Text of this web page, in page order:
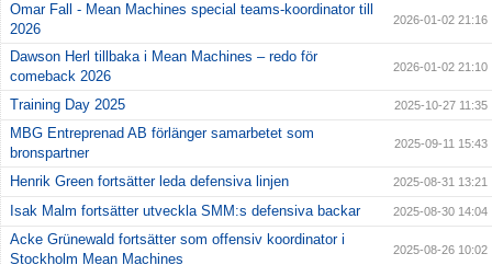
Omar Fall - Mean Machines special teams-koordinator till
2026
2026-01-02 21:16
Dawson Herl tillbaka i Mean Machines – redo för
comeback 2026
2026-01-02 21:10
Training Day 2025 2025-10-27 11:35
MBG Entreprenad AB förlänger samarbetet som
bronspartner
2025-09-11 15:43
Henrik Green fortsätter leda defensiva linjen 2025-08-31 13:21
Isak Malm fortsätter utveckla SMM:s defensiva backar 2025-08-30 14:04
Acke Grünewald fortsätter som offensiv koordinator i
Stockholm Mean Machines
2025-08-26 10:02